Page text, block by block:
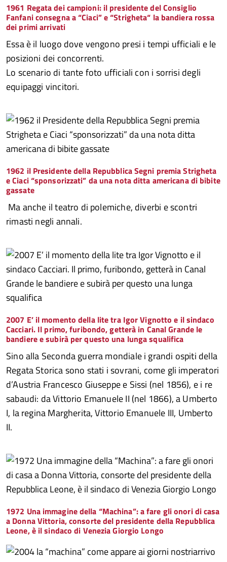
1961 Regata dei campioni: il presidente del Consiglio
Fanfani consegna a “Ciaci” e “Strigheta“ la bandiera rossa
dei primi arrivati
Essa è il luogo dove vengono presi i tempi ufficiali e le
posizioni dei concorrenti.
Lo scenario di tante foto ufficiali con i sorrisi degli
equipaggi vincitori.
1962 il Presidente della Repubblica Segni premia Strigheta
e Ciaci “sponsorizzati” da una nota ditta americana di bibite
gassate
Ma anche il teatro di polemiche, diverbi e scontri
rimasti negli annali.
2007 E’ il momento della lite tra Igor Vignotto e il sindaco
Cacciari. Il primo, furibondo, getterà in Canal Grande le
bandiere e subirà per questo una lunga squalifica
Sino alla Seconda guerra mondiale i grandi ospiti della
Regata Storica sono stati i sovrani, come gli imperatori
d’Austria Francesco Giuseppe e Sissi (nel 1856), e i re
sabaudi: da Vittorio Emanuele II (nel 1866), a Umberto
I, la regina Margherita, Vittorio Emanuele III, Umberto
II.
1972 Una immagine della “Machina”: a fare gli onori di casa
a Donna Vittoria, consorte del presidente della Repubblica
Leone, è il sindaco di Venezia Giorgio Longo